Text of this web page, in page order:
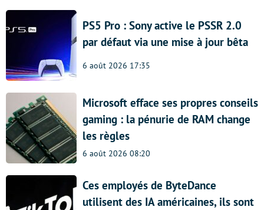
PS5 Pro : Sony active le PSSR 2.0
par défaut via une mise à jour bêta
6 août 2026 17:35
Microsoft efface ses propres conseils
gaming : la pénurie de RAM change
les règles
6 août 2026 08:20
Ces employés de ByteDance
utilisent des IA américaines, ils sont